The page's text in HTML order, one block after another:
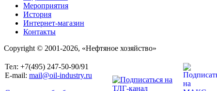
Мероприятия
История
Интернет-магазин
Контакты
Copyright © 2001-2026, «Нефтяное хозяйство»
Тел: +7(495) 247-50-90/91
E-mail: mail@oil-industry.ru